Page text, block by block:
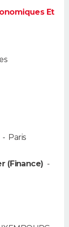
Et
Paris
(Finance) -